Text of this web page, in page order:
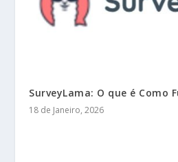
SurveyLama: O que é Como
18 de Janeiro, 2026